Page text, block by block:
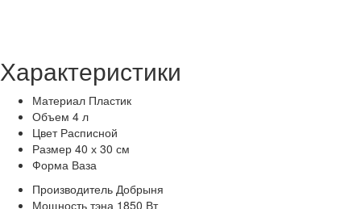
Характеристики
Материал Пластик
Объем 4 л
Цвет Расписной
Размер 40 х 30 см
Форма Ваза
Производитель Добрыня
Мощность тэна 1850 Вт